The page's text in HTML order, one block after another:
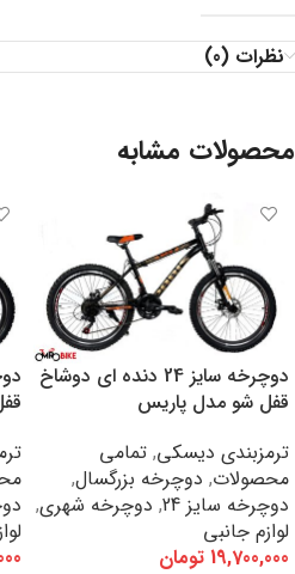
نظرات (0)
محصولات مشابه
دوچرخه سایز 24 دنده ای دوشاخ
قفل شو مدل پاریس
ترمزبندی دیسکی, تمامی
محصولات, دوچرخه بزرگسال,
دوچرخه سایز 24
, دوچرخه شهری,
لوازم جانبی
19,700,000 تومان